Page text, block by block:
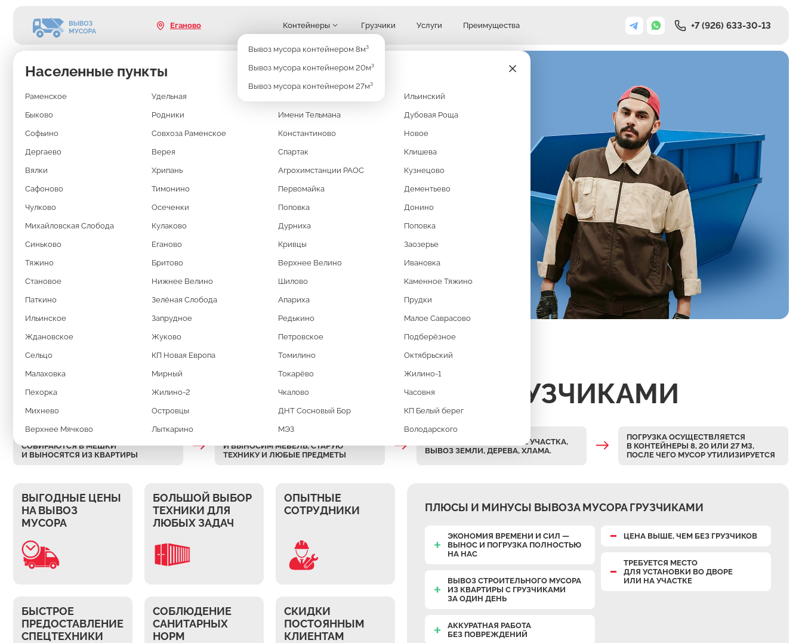
Еганово
Населенные пункты
Раменское Удельная Ильинский
Быково Родники Имени Тельмана Дубовая Роща
Софьино Совхоза Раменское Константиново Новое
Дергаево Верея Спартак Клишева
Вялки Хрипань Агрохимстанции РАОС Кузнецово
Сафоново Тимонино Первомайка Дементьево
Чулково Осеченки Поповка Донино
Михайловская Слобода Кулаково Дурниха Поповка
Синьково Еганово Кривцы Заозерье
Тяжино Бритово Верхнее Велино Ивановка
Становое Нижнее Велино Шилово Каменное Тяжино
Паткино Зелёная Слобода Апариха Прудки
Ильинское Запрудное Редькино Малое Саврасово
Ждановское Жуково Петровское Подберёзное
Сельцо КП Новая Европа Томилино Октябрьский
Малаховка Мирный Токарёво Жилино-1
Пехорка Жилино-2 Чкалово Часовня
Михнево Островцы ДНТ Сосновый Бор КП Белый берег
Верхнее Мячково Лыткарино МЭЗ Володарского
Контейнеры
Вывоз мусора контейнером 8м³
Вывоз мусора контейнером 20м³
Вывоз мусора контейнером 27м³
Грузчики Услуги Преимущества +7 (926) 633-30-13
ВЫВОЗ МУСОРА
ГРУЗЧИКАМИ
В ЕГАНОВО
Если вы затеяли ремонт квартиры, разбираете гараж или убираете строительный мусор
на даче, то наверняка уже столкнулись с проблемой: куда девать весь этот хлам? Мешки и
легковые машины тут не помогут.
Оптимальное решение — вывоз мусора контейнером 8м3. Такой формат удобен и для
Заказать вывоз мусора
КАК ПРОХОДИТ ВЫВОЗ МУСОРА С ГРУЗЧИКАМИ
СОБИРАЮТСЯ В МЕШКИ
И ВЫНОСЯТСЯ ИЗ КВАРТИРЫ
И ВЫНОСИМ МЕБЕЛЬ, СТАРУЮ
ТЕХНИКУ И ЛЮБЫЕ ПРЕДМЕТЫ
ПОМОЩЬ ПРИ РАСЧИСТКЕ УЧАСТКА,
ВЫВОЗ ЗЕМЛИ, ДЕРЕВА, ХЛАМА.
ПОГРУЗКА ОСУЩЕСТВЛЯЕТСЯ
В КОНТЕЙНЕРЫ 8, 20 ИЛИ 27 М3,
ПОСЛЕ ЧЕГО МУСОР УТИЛИЗИРУЕТСЯ
ВЫГОДНЫЕ ЦЕНЫ
НА ВЫВОЗ
МУСОРА
БОЛЬШОЙ ВЫБОР
ТЕХНИКИ ДЛЯ
ЛЮБЫХ ЗАДАЧ
ОПЫТНЫЕ
СОТРУДНИКИ
БЫСТРОЕ
ПРЕДОСТАВЛЕНИЕ
СПЕЦТЕХНИКИ
СОБЛЮДЕНИЕ
САНИТАРНЫХ
НОРМ
СКИДКИ
ПОСТОЯННЫМ
КЛИЕНТАМ
ПЛЮСЫ И МИНУСЫ ВЫВОЗА МУСОРА ГРУЗЧИКАМИ
ЭКОНОМИЯ ВРЕМЕНИ И СИЛ —
ВЫНОС И ПОГРУЗКА ПОЛНОСТЬЮ
НА НАС
ВЫВОЗ СТРОИТЕЛЬНОГО МУСОРА
ИЗ КВАРТИРЫ С ГРУЗЧИКАМИ
ЗА ОДИН ДЕНЬ
АККУРАТНАЯ РАБОТА
БЕЗ ПОВРЕЖДЕНИЙ
ЦЕНА ВЫШЕ, ЧЕМ БЕЗ ГРУЗЧИКОВ
ТРЕБУЕТСЯ МЕСТО
ДЛЯ УСТАНОВКИ ВО ДВОРЕ
ИЛИ НА УЧАСТКЕ
Узнать стоимость